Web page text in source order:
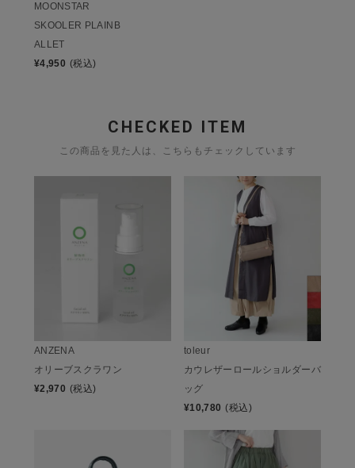
MOONSTAR
SKOOLER PLAINB
ALLET
¥4,950 (税込)
CHECKED ITEM
この商品を見た人は、こちらもチェックしています
ANZENA
オリーブスクラワン
¥2,970 (税込)
toleur
カウレザーロールショルダーバ
ッグ
¥10,780 (税込)